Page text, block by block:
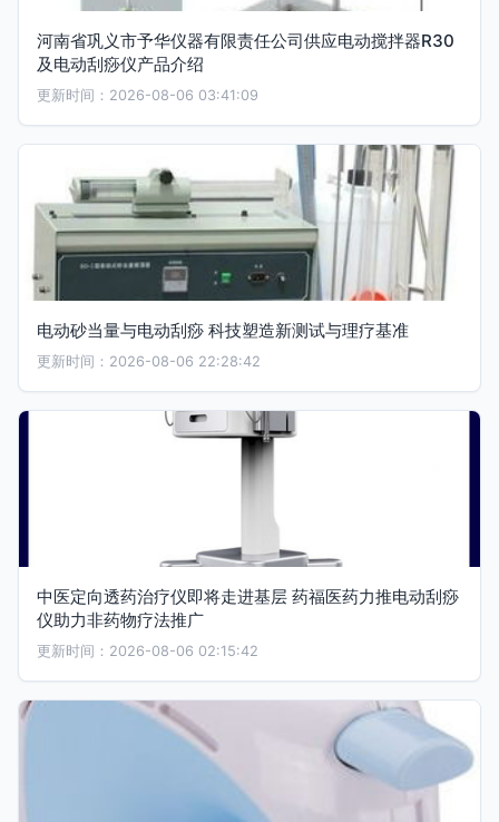
河南省巩义市予华仪器有限责任公司供应电动搅拌器R30
及电动刮痧仪产品介绍
更新时间：2026-08-06 03:41:09
电动砂当量与电动刮痧 科技塑造新测试与理疗基准
更新时间：2026-08-06 22:28:42
中医定向透药治疗仪即将走进基层 药福医药力推电动刮痧
仪助力非药物疗法推广
更新时间：2026-08-06 02:15:42